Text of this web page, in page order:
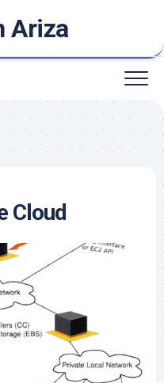
Ariza
Cloud